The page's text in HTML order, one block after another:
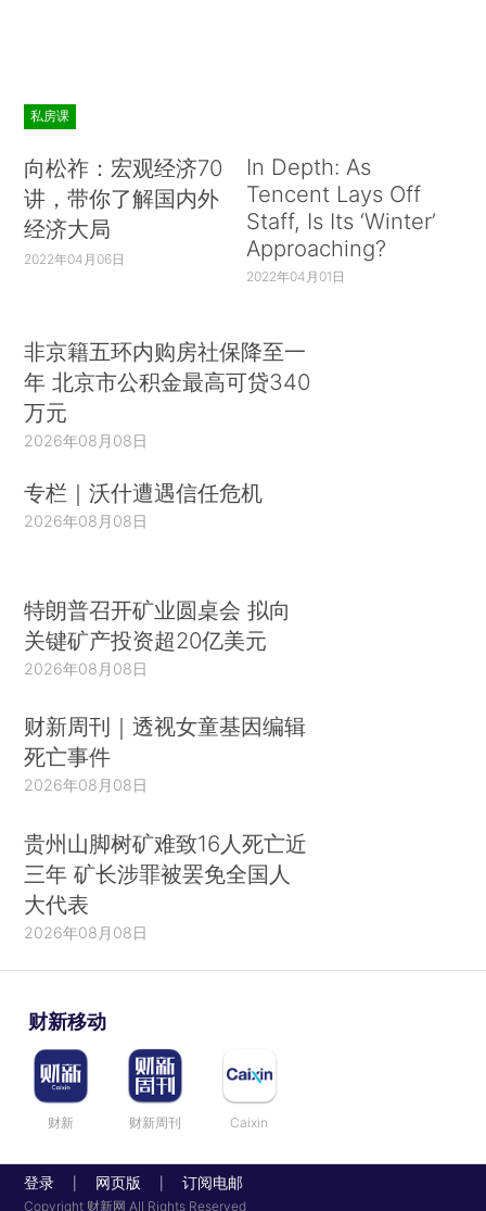
私房课
向松祚：宏观经济70
讲，带你了解国内外
经济大局
2022年04月06日
In Depth: As
Tencent Lays Off
Staff, Is Its ‘Winter’
Approaching?
2022年04月01日
非京籍五环内购房社保降至一
年 北京市公积金最高可贷340
万元
2026年08月08日
专栏｜沃什遭遇信任危机
2026年08月08日
特朗普召开矿业圆桌会 拟向
关键矿产投资超20亿美元
2026年08月08日
财新周刊｜透视女童基因编辑
死亡事件
2026年08月08日
贵州山脚树矿难致16人死亡近
三年 矿长涉罪被罢免全国人
大代表
2026年08月08日
财新移动
财新 财新周刊 Caixin
登录 网页版 订阅电邮
Copyright 财新网 All Rights Reserved